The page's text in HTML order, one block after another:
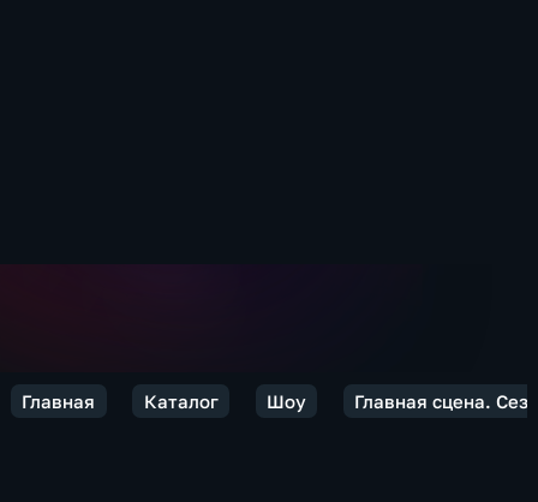
Главная Каталог Шоу Главная сцена.